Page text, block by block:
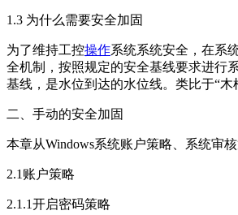
1.3 为什么需要安全加固
为了维持工控操作系统系统安全，在系
全机制，按照规定的安全基线要求进行
基线，是水位到达的水位线。类比于“
二、手动的安全加固
本章从Windows系统账户策略、系统审
2.1账户策略
2.1.1开启密码策略